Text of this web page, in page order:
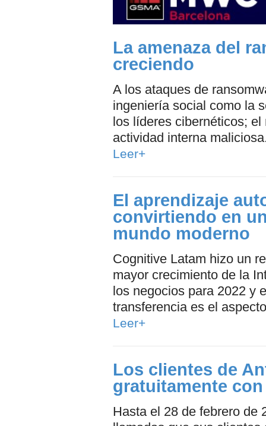
La amenaza del
creciendo
A los ataques de
ingeniería social como la
los líderes cibernéticos;
actividad interna
Leer+
El aprendizaje
convirtiendo en
mundo moderno
Cognitive Latam hizo un
mayor crecimiento de la
los negocios para 2022 y
transferencia es el
Leer+
Los clientes de
gratuitamente
Hasta el 28 de febrero de